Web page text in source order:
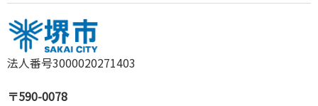
法人番号3000020271403
〒590-0078